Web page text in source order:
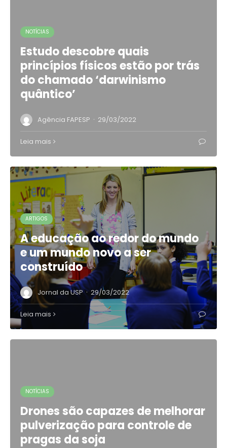
NOTÍCIAS
Estudo descobre quais
princípios físicos estão por trás
do chamado ‘darwinismo
quântico’
Agência FAPESP · 29/03/2022
Leia mais
ARTIGOS
A educação ao redor do mundo
e um mundo novo a ser
construído
Jornal da USP · 29/03/2022
Leia mais
NOTÍCIAS
Drones são capazes de melhorar
pulverização para controle de
pragas da soja